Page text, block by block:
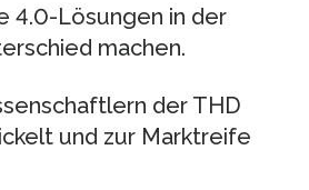
4.0-Lösungen in der
machen.
der THD
und zur Marktreife